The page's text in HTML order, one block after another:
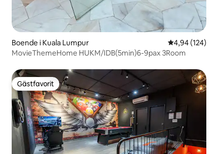
Boende i Kuala Lumpur 4,94 av 5 i
4,94 (124)
MovieThemeHome HUKM/IDB(5min)6-9pax 3Room
Gästfavorit
Gästfavorit